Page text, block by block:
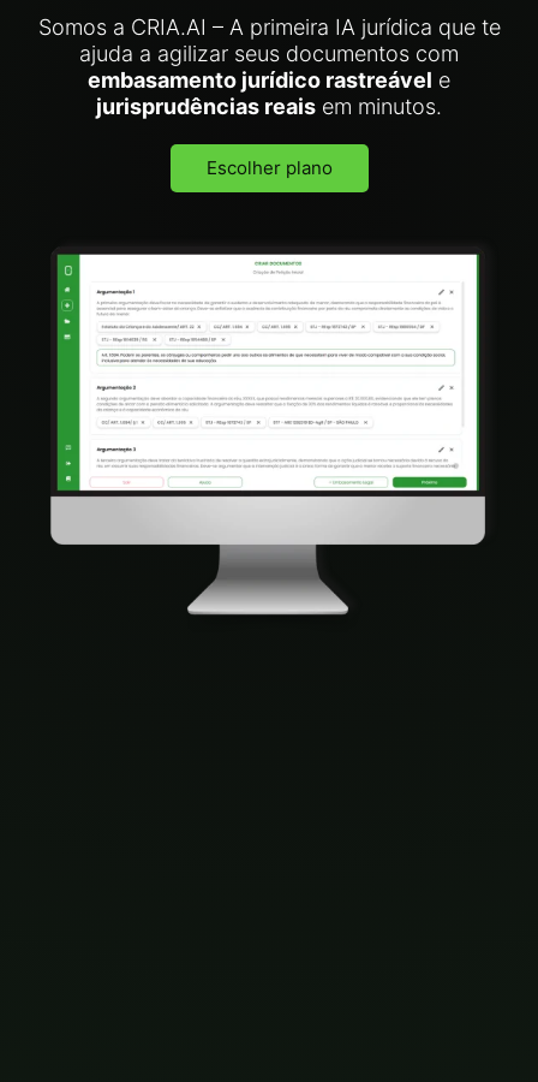
Somos a CRIA.AI – A primeira IA jurídica que te
ajuda a agilizar seus documentos com
embasamento jurídico rastreável e
jurisprudências reais em minutos.
Escolher plano